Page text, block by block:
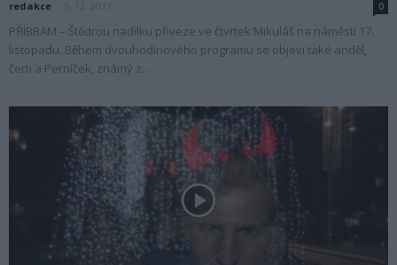
redakce 0
PŘÍBRAM – Štědrou nadílku přiveze ve čtvrtek Mikuláš na náměstí 17.
listopadu. Během dvouhodinového programu se objeví také anděl,
čerti a Perníček, známý z...